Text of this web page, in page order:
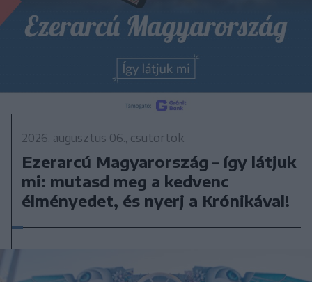
2026. augusztus 06., csütörtök
Ezerarcú Magyarország – így látjuk
mi: mutasd meg a kedvenc
élményedet, és nyerj a Krónikával!